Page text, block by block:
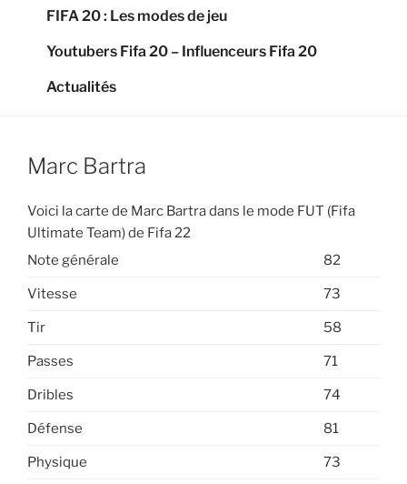
FIFA 20 : Les modes de jeu
Youtubers Fifa 20 – Influenceurs Fifa 20
Actualités
Marc Bartra
Voici la carte de Marc Bartra dans le mode FUT (Fifa
Ultimate Team) de Fifa 22
Note générale
82
Vitesse 73
Tir 58
Passes 71
Dribles 74
Défense 81
Physique 73